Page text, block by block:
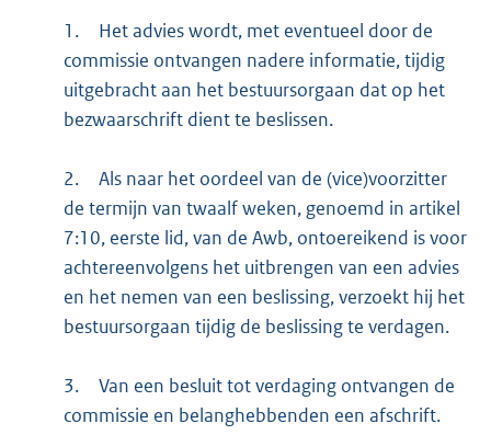
1.
Het advies wordt, met eventueel door de
commissie ontvangen nadere informatie, tijdig
uitgebracht aan het bestuursorgaan dat op het
bezwaarschrift dient te beslissen.
2.
Als naar het oordeel van de (vice)voorzitter
de termijn van twaalf weken, genoemd in artikel
7:10, eerste lid, van de Awb, ontoereikend is voor
achtereenvolgens het uitbrengen van een advies
en het nemen van een beslissing, verzoekt hij het
bestuursorgaan tijdig de beslissing te verdagen.
3.
Van een besluit tot verdaging ontvangen de
commissie en belanghebbenden een afschrift.